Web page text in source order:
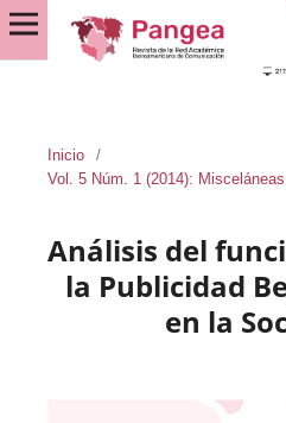
Inicio /
Vol. 5 Núm. 1 (2014):
Análisis del
la Publicidad
en la